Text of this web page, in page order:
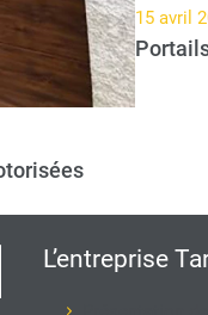
15 avril
L’entreprise